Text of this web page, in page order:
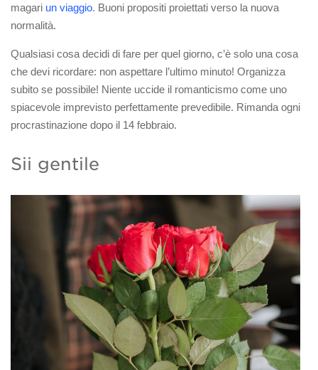
magari un viaggio. Buoni propositi proiettati verso la nuova
normalità.
Qualsiasi cosa decidi di fare per quel giorno, c’è solo una cosa
che devi ricordare: non aspettare l’ultimo minuto! Organizza
subito se possibile! Niente uccide il romanticismo come uno
spiacevole imprevisto perfettamente prevedibile. Rimanda ogni
procrastinazione dopo il 14 febbraio.
Sii gentile